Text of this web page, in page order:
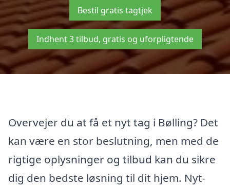
Bestil gratis tagtjek
Indhent 3 tilbud, gratis og uforpligtende
Overvejer du at få et nyt tag i Bølling? Det
kan være en stor beslutning, men med de
rigtige oplysninger og tilbud kan du sikre
dig den bedste løsning til dit hjem. Nyt-